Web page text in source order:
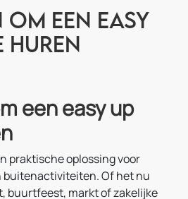
om een easy
huren
een easy up
praktische oplossing voor
Of het nu
buurtfeest, markt of zakelijke